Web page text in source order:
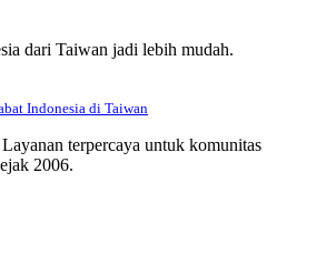
dari Taiwan jadi lebih mudah.
Indonesia di Taiwan
terpercaya untuk komunitas
2006.